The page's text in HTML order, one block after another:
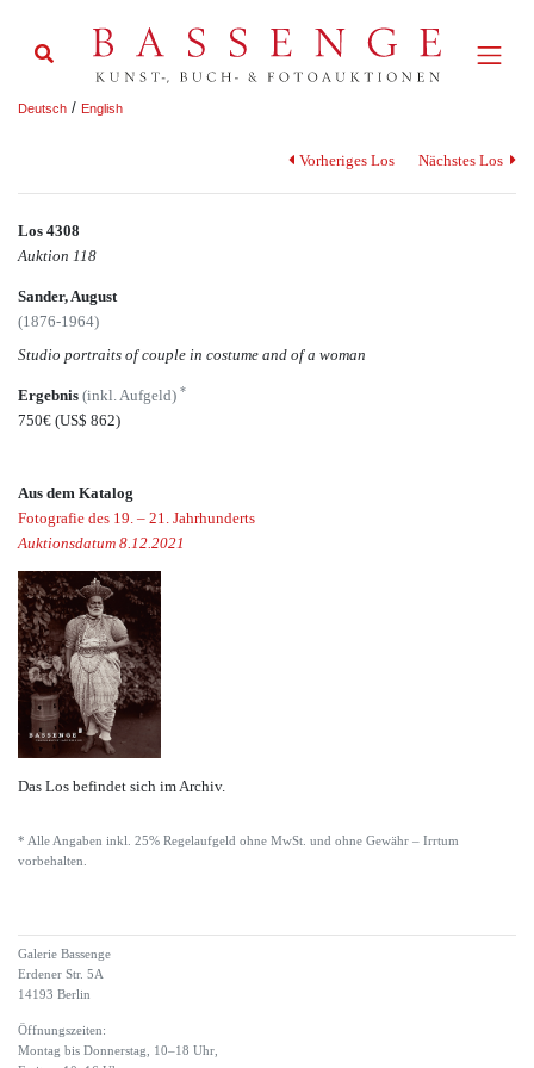
Deutsch / English
Vorheriges Los Nächstes Los
Los 4308
Auktion 118
Sander, August
(1876-1964)
Studio portraits of couple in costume and of a woman
Ergebnis (inkl. Aufgeld) *
750€ (US$ 862)
Aus dem Katalog
Fotografie des 19. – 21. Jahrhunderts
Auktionsdatum 8.12.2021
Das Los befindet sich im Archiv.
* Alle Angaben inkl. 25% Regelaufgeld ohne MwSt. und ohne Gewähr – Irrtum
vorbehalten.
Galerie Bassenge
Erdener Str. 5A
14193 Berlin
Öffnungszeiten:
Montag bis Donnerstag, 10–18 Uhr,